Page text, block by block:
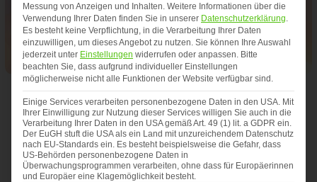
Deko Schaf
Bestseller Neuheiten Deko-Figuren
Messung von Anzeigen und Inhalten. Weitere Informationen über die
Verwendung Ihrer Daten finden Sie in unserer Datenschutzerklärung.
Es besteht keine Verpflichtung, in die Verarbeitung Ihrer Daten
einzuwilligen, um dieses Angebot zu nutzen. Sie können Ihre Auswahl
jederzeit unter Einstellungen widerrufen oder anpassen. Bitte
beachten Sie, dass aufgrund individueller Einstellungen
möglicherweise nicht alle Funktionen der Website verfügbar sind.
Einige Services verarbeiten personenbezogene Daten in den USA. Mit
Ihrer Einwilligung zur Nutzung dieser Services willigen Sie auch in die
Verarbeitung Ihrer Daten in den USA gemäß Art. 49 (1) lit. a GDPR ein.
Der EuGH stuft die USA als ein Land mit unzureichendem Datenschutz
nach EU-Standards ein. Es besteht beispielsweise die Gefahr, dass
US-Behörden personenbezogene Daten in
Überwachungsprogrammen verarbeiten, ohne dass für Europäerinnen
und Europäer eine Klagemöglichkeit besteht.